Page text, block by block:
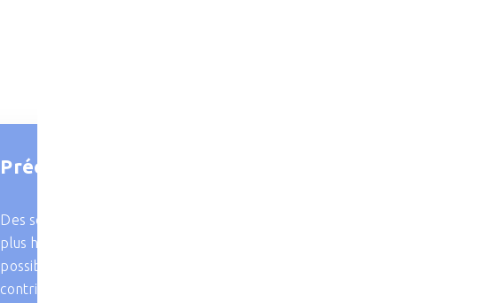
Précision
Des solutions qui assurent la
plus haute précision
possible. Une précision qui
contribue à accroître la